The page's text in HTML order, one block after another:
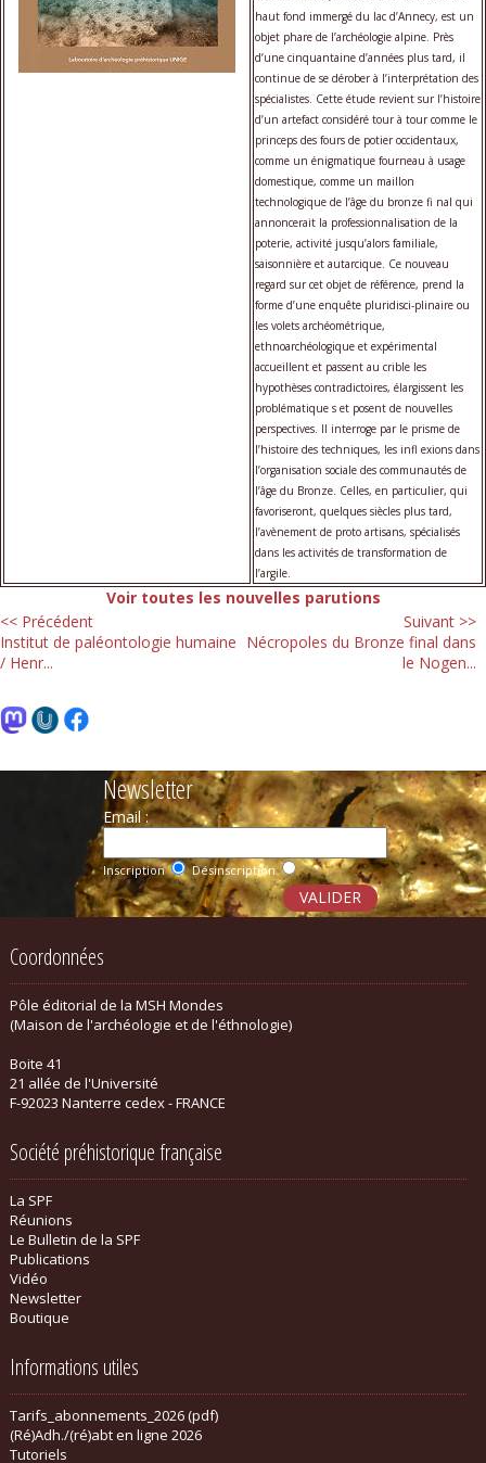
haut fond immergé du lac d’Annecy, est un
objet phare de l’archéologie alpine. Près
d’une cinquantaine d’années plus tard, il
continue de se dérober à l’interprétation des
spécialistes. Cette étude revient sur l’histoire
d’un artefact considéré tour à tour comme le
princeps des fours de potier occidentaux,
comme un énigmatique fourneau à usage
domestique, comme un maillon
technologique de l’âge du bronze fi nal qui
annoncerait la professionnalisation de la
poterie, activité jusqu’alors familiale,
saisonnière et autarcique. Ce nouveau
regard sur cet objet de référence, prend la
forme d’une enquête pluridisci-plinaire ou
les volets archéométrique,
ethnoarchéologique et expérimental
accueillent et passent au crible les
hypothèses contradictoires, élargissent les
problématique s et posent de nouvelles
perspectives. Il interroge par le prisme de
l’histoire des techniques, les infl exions dans
l’organisation sociale des communautés de
l’âge du Bronze. Celles, en particulier, qui
favoriseront, quelques siècles plus tard,
l’avènement de proto artisans, spécialisés
dans les activités de transformation de
l’argile.
Voir toutes les nouvelles parutions
<< Précédent
Institut de paléontologie humaine
/ Henr...
Suivant >>
Nécropoles du Bronze final dans
le Nogen...
Newsletter
Email :
Inscription Désinscription
Coordonnées
Pôle éditorial de la MSH Mondes
(Maison de l'archéologie et de l'éthnologie)
Boite 41
21 allée de l'Université
F-92023 Nanterre cedex - FRANCE
Société préhistorique française
La SPF
Réunions
Le Bulletin de la SPF
Publications
Vidéo
Newsletter
Boutique
Informations utiles
Tarifs_abonnements_2026 (pdf)
(Ré)Adh./(ré)abt en ligne 2026
Tutoriels